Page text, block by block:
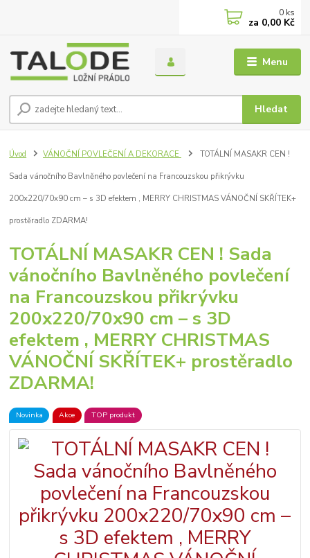
Menu
Hledat
0 ks
za 0,00 Kč
Úvod VÁNOČNÍ POVLEČENÍ A DEKORACE TOTÁLNÍ MASAKR CEN !
Sada vánočního Bavlněného povlečení na Francouzskou přikrývku
200x220/70x90 cm – s 3D efektem , MERRY CHRISTMAS VÁNOČNÍ SKŘÍTEK+
prostěradlo ZDARMA!
TOTÁLNÍ MASAKR CEN ! Sada
vánočního Bavlněného povlečení
na Francouzskou přikrývku
200x220/70x90 cm – s 3D
efektem , MERRY CHRISTMAS
VÁNOČNÍ SKŘÍTEK+ prostěradlo
ZDARMA!
Novinka Akce TOP produkt